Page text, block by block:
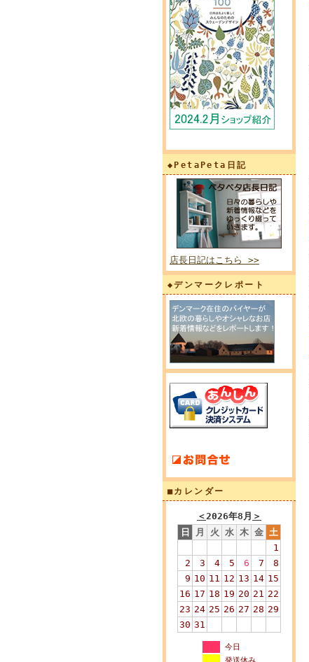
◆PetaPeta日記
店長日記はこちら >>
◆デンマークレポート
■カレンダー
＜2026年8月 ＞
日
月 火 水 木 金 土
1
2
3 4 5 6 7
8
9 10 11 12 13 14 15
16 17 18 19 20 21 22
23 24 25 26 27 28 29
30 31
今日